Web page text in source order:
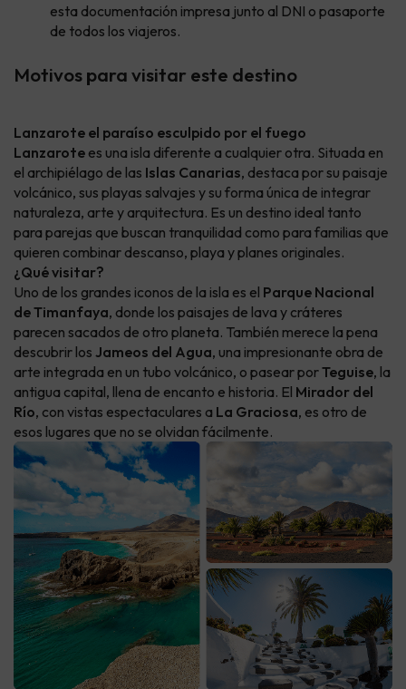
esta documentación impresa junto al DNI o pasaporte
de todos los viajeros.
Motivos para visitar este destino
Lanzarote el paraíso esculpido por el fuego
Lanzarote es una isla diferente a cualquier otra. Situada en
el archipiélago de las Islas Canarias, destaca por su paisaje
volcánico, sus playas salvajes y su forma única de integrar
naturaleza, arte y arquitectura. Es un destino ideal tanto
para parejas que buscan tranquilidad como para familias que
quieren combinar descanso, playa y planes originales.
¿Qué visitar?
Uno de los grandes iconos de la isla es el Parque Nacional
de Timanfaya, donde los paisajes de lava y cráteres
parecen sacados de otro planeta. También merece la pena
descubrir los Jameos del Agua, una impresionante obra de
arte integrada en un tubo volcánico, o pasear porTeguise, la
antigua capital, llena de encanto e historia. El Mirador del
Río, con vistas espectaculares a La Graciosa, es otro de
esos lugares que no se olvidan fácilmente.